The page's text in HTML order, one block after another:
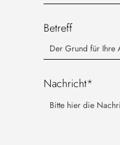
Betreff
Nachricht*